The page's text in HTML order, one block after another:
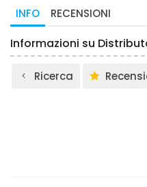
INFO RECENSIONI
Informazioni su
Ricerca